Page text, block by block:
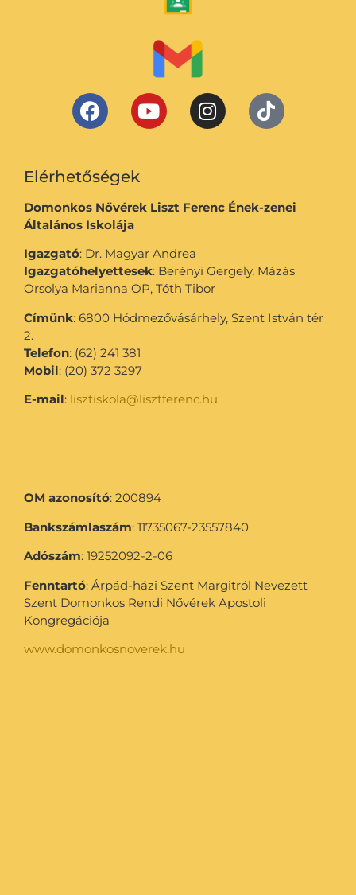
Elérhetőségek
Domonkos Nővérek Liszt Ferenc Ének-zenei
Általános Iskolája
Igazgató: Dr. Magyar Andrea
Igazgatóhelyettesek: Berényi Gergely, Mázás
Orsolya Marianna OP, Tóth Tibor
Címünk: 6800 Hódmezővásárhely, Szent István tér
2.
Telefon: (62) 241 381
Mobil: (20) 372 3297
E-mail: lisztiskola@lisztferenc.hu
OM azonosító: 200894
Bankszámlaszám: 11735067-23557840
Adószám: 19252092-2-06
Fenntartó: Árpád-házi Szent Margitról Nevezett
Szent Domonkos Rendi Nővérek Apostoli
Kongregációja
www.domonkosnoverek.hu